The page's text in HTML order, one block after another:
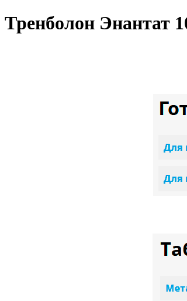
Тренболон Энантат